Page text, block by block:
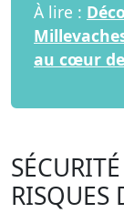
À lire :
au cœur
RISQUES